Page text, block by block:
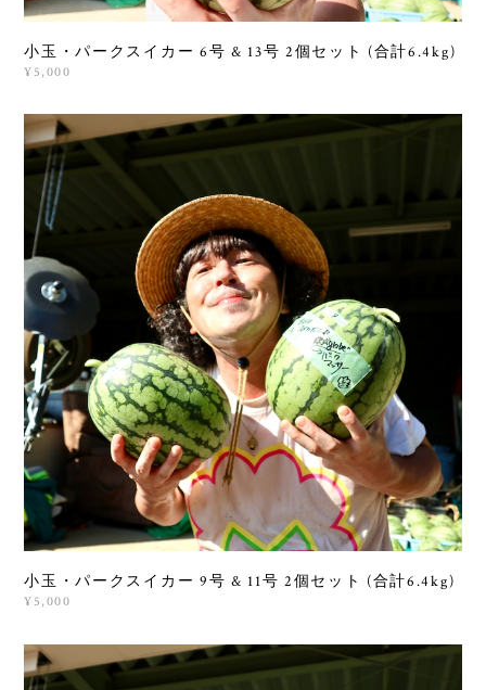
小玉・パークスイカー 6号 & 13号 2個セット (合計6.4kg)
¥5,000
小玉・パークスイカー 9号 & 11号 2個セット (合計6.4kg)
¥5,000